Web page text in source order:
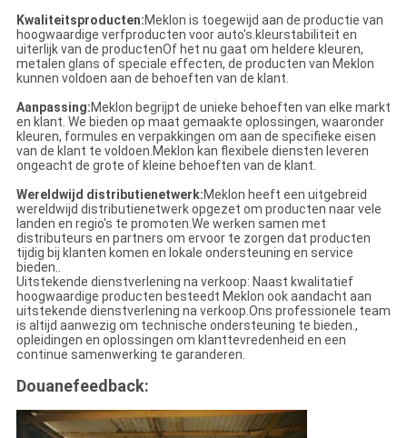
Kwaliteitsproducten:Meklon is toegewijd aan de productie van
hoogwaardige verfproducten voor auto's.kleurstabiliteit en
uiterlijk van de productenOf het nu gaat om heldere kleuren,
metalen glans of speciale effecten, de producten van Meklon
kunnen voldoen aan de behoeften van de klant.
Aanpassing:Meklon begrijpt de unieke behoeften van elke markt
en klant. We bieden op maat gemaakte oplossingen, waaronder
kleuren, formules en verpakkingen om aan de specifieke eisen
van de klant te voldoen.Meklon kan flexibele diensten leveren
ongeacht de grote of kleine behoeften van de klant.
Wereldwijd distributienetwerk:Meklon heeft een uitgebreid
wereldwijd distributienetwerk opgezet om producten naar vele
landen en regio's te promoten.We werken samen met
distributeurs en partners om ervoor te zorgen dat producten
tijdig bij klanten komen en lokale ondersteuning en service
bieden..
Uitstekende dienstverlening na verkoop: Naast kwalitatief
hoogwaardige producten besteedt Meklon ook aandacht aan
uitstekende dienstverlening na verkoop.Ons professionele team
is altijd aanwezig om technische ondersteuning te bieden.,
opleidingen en oplossingen om klanttevredenheid en een
continue samenwerking te garanderen.
Douanefeedback: